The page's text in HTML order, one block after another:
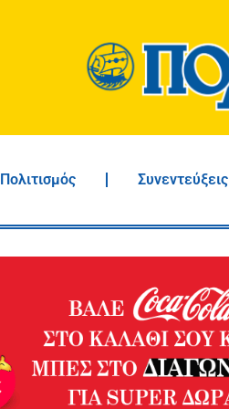
Πολιτισμός Συνεντεύξεις